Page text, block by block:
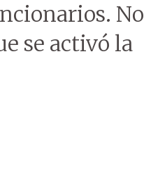
No
se activó la